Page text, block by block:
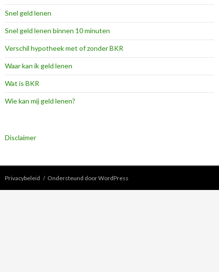
Snel geld lenen
Snel geld lenen binnen 10 minuten
Verschil hypotheek met of zonder BKR
Waar kan ik geld lenen
Wat is BKR
Wie kan mij geld lenen?
Disclaimer
Privacybeleid Ondersteund door WordPress